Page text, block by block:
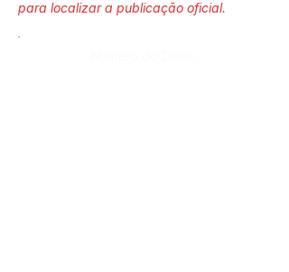
para localizar a publicação oficial.